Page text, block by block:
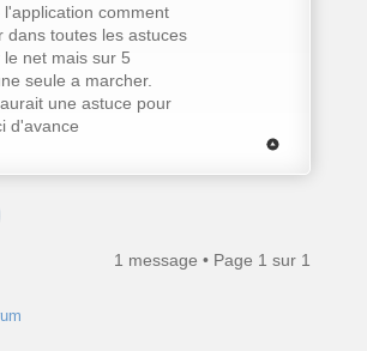
comment
dans toutes les astuces
net mais sur 5
seule a marcher.
une astuce pour
d'avance
1 message • Page 1 sur 1